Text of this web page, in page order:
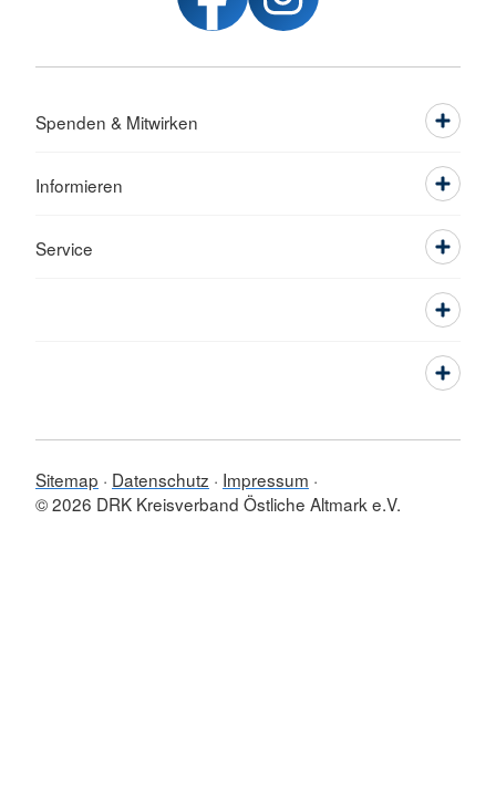
Spenden & Mitwirken
Informieren
Service
Sitemap Datenschutz
Impressum
© 2026 DRK Kreisverband Östliche Altmark e.V.